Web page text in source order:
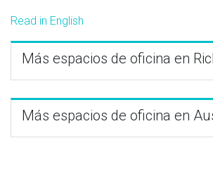
Read in English
Más espacios de oficina en
Más espacios de oficina en